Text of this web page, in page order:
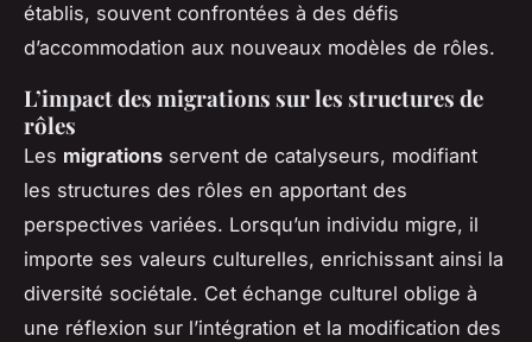
établis, souvent confrontées à des défis
d’accommodation aux nouveaux modèles de rôles.
L’impact des migrations sur les structures de
rôles
Les migrations servent de catalyseurs, modifiant
les structures des rôles en apportant des
perspectives variées. Lorsqu’un individu migre, il
importe ses valeurs culturelles, enrichissant ainsi la
diversité sociétale. Cet échange culturel oblige à
une réflexion sur l’intégration et la modification des